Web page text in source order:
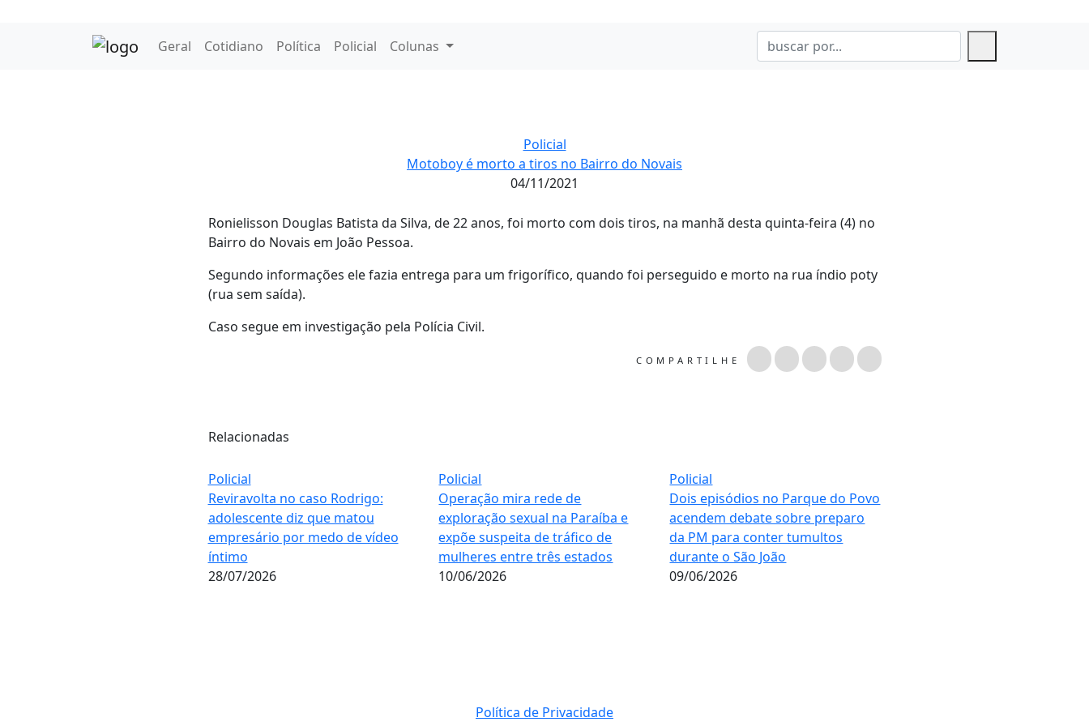
Geral Cotidiano Política Policial Colunas
Policial
Motoboy é morto a tiros no Bairro do Novais
04/11/2021
Ronielisson Douglas Batista da Silva, de 22 anos, foi morto com dois tiros, na manhã desta quinta-feira (4) no
Bairro do Novais em João Pessoa.
Segundo informações ele fazia entrega para um frigorífico, quando foi perseguido e morto na rua índio poty
(rua sem saída).
Caso segue em investigação pela Polícia Civil.
COMPARTILHE
Relacionadas
Policial
Reviravolta no caso Rodrigo:
adolescente diz que matou
empresário por medo de vídeo
íntimo
28/07/2026
Policial
Operação mira rede de
exploração sexual na Paraíba e
expõe suspeita de tráfico de
mulheres entre três estados
10/06/2026
Policial
Dois episódios no Parque do Povo
acendem debate sobre preparo
da PM para conter tumultos
durante o São João
09/06/2026
Política de Privacidade